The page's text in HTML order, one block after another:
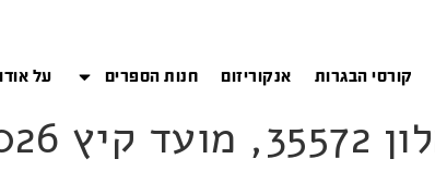
קורסי הבגרות אנקוריזום חנות הספרים על